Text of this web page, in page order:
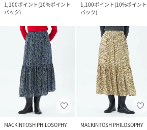
1,100ポイント(10%ポイント
バック)
1,100ポイント(10%ポイント
バック)
MACKINTOSH PHILOSOPHY
MACKINTOSH PHILOSOPHY